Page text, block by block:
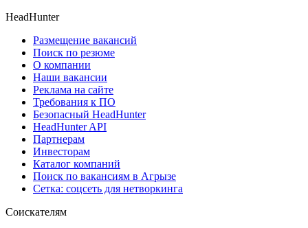
HeadHunter
Размещение вакансий
Поиск по резюме
О компании
Наши вакансии
Реклама на сайте
Требования к ПО
Безопасный HeadHunter
HeadHunter API
Партнерам
Инвесторам
Каталог компаний
Поиск по вакансиям в Агрызе
Сетка: соцсеть для нетворкинга
Соискателям